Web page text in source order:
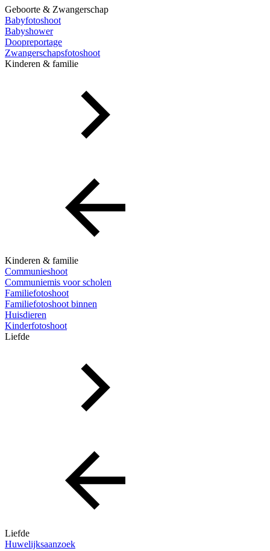
Geboorte & Zwangerschap
Babyfotoshoot
Babyshower
Doopreportage
Zwangerschapsfotoshoot
Kinderen & familie
Kinderen & familie
Communieshoot
Communiemis voor scholen
Familiefotoshoot
Familiefotoshoot binnen
Huisdieren
Kinderfotoshoot
Liefde
Liefde
Huwelijksaanzoek